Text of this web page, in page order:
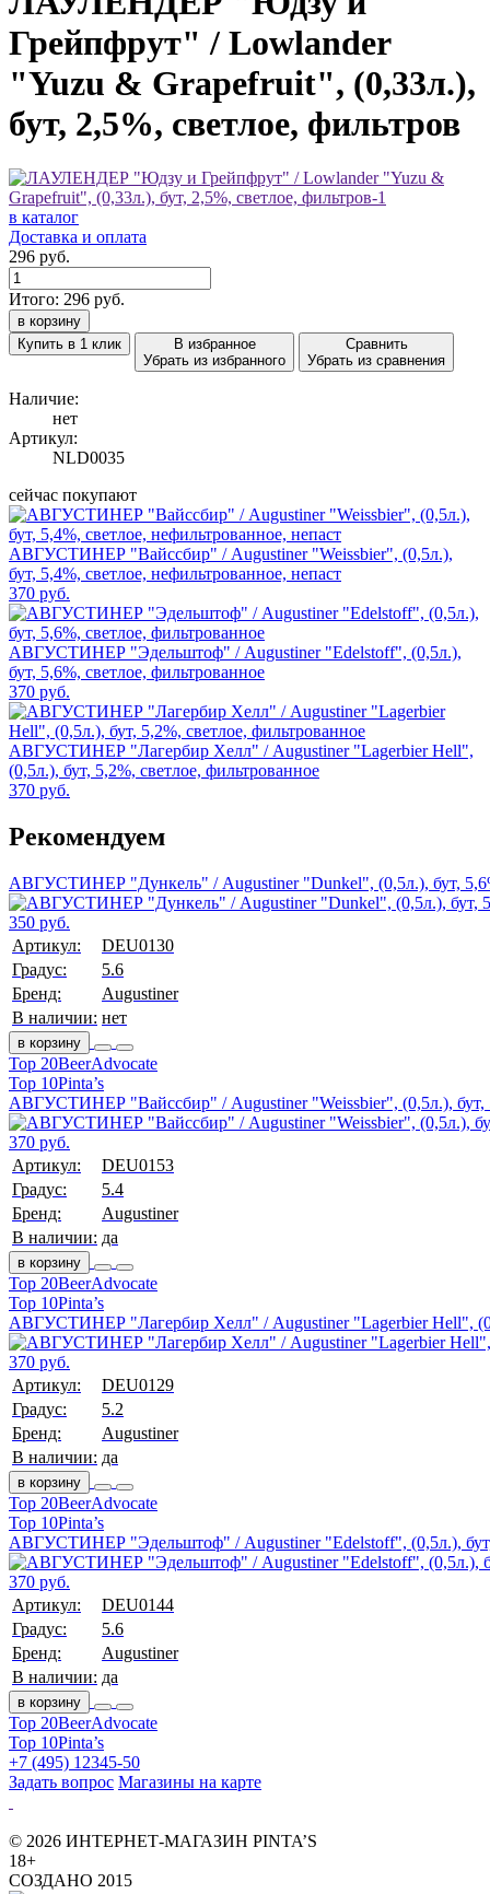
Грейпфрут" / Lowlander
"Yuzu & Grapefruit", (0,33л.),
бут, 2,5%, светлое, фильтров
в каталог
Доставка и оплата
296 руб.
Итого: 296 руб.
в корзину
Купить в 1 клик
В избранное
Убрать из избранного
Сравнить
Убрать из сравнения
Наличие:
нет
Артикул:
NLD0035
сейчас покупают
АВГУСТИНЕР "Вайссбир" / Augustiner "Weissbier", (0,5л.),
бут, 5,4%, светлое, нефильтрованное, непаст
370 руб.
АВГУСТИНЕР "Эдельштоф" / Augustiner "Edelstoff", (0,5л.),
бут, 5,6%, светлое, фильтрованное
370 руб.
АВГУСТИНЕР "Лагербир Хелл" / Augustiner "Lagerbier Hell",
(0,5л.), бут, 5,2%, светлое, фильтрованное
370 руб.
Рекомендуем
АВГУСТИНЕР "Дункель" / Augustiner "Dunkel", (0,5л.), бут,
350 руб.
Артикул:
DEU0130
Градус:
5.6
Бренд:
Augustiner
В наличии: нет
в корзину
Top 20BeerAdvocate
Top 10Pinta’s
АВГУСТИНЕР "Вайссбир" / Augustiner "Weissbier", (0,5л.), бут,
370 руб.
Артикул:
DEU0153
Градус:
5.4
Бренд:
Augustiner
В наличии: да
в корзину
Top 20BeerAdvocate
Top 10Pinta’s
АВГУСТИНЕР "Лагербир Хелл" / Augustiner "Lagerbier Hell",
370 руб.
Артикул:
DEU0129
Градус:
5.2
Бренд:
Augustiner
В наличии: да
в корзину
Top 20BeerAdvocate
Top 10Pinta’s
АВГУСТИНЕР "Эдельштоф" / Augustiner "Edelstoff", (0,5л.), бут,
370 руб.
Артикул:
DEU0144
Градус:
5.6
Бренд:
Augustiner
В наличии: да
в корзину
Top 20BeerAdvocate
Top 10Pinta’s
+7 (495) 12345-50
Задать вопрос Магазины на карте
© 2026 ИНТЕРНЕТ-МАГАЗИН PINTA’S
18+
СОЗДАНО 2015